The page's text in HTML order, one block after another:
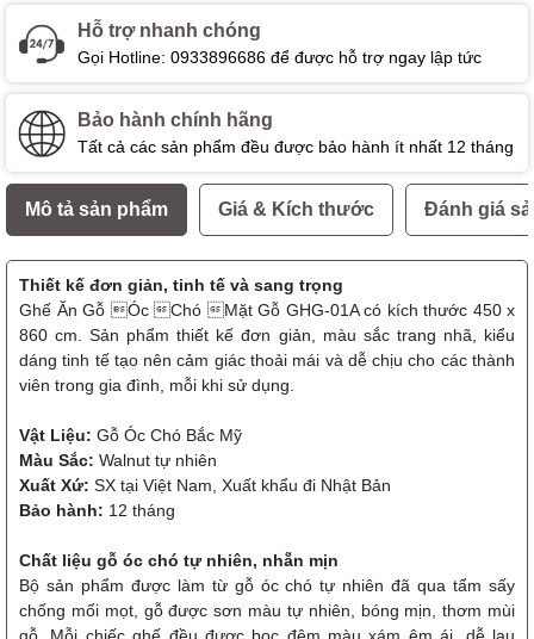
Hỗ trợ nhanh chóng
Gọi Hotline: 0933896686 để được hỗ trợ ngay lập tức
Bảo hành chính hãng
Tất cả các sản phẩm đều được bảo hành ít nhất 12 tháng
Mô tả sản phẩm Giá & Kích thước Đánh giá
Thiết kế đơn giản, tinh tế và sang trọng
Ghế Ăn Gỗ Óc Chó Mặt Gỗ GHG-01A có kích thước 450 x
860 cm. Sản phẩm thiết kế đơn giản, màu sắc trang nhã, kiểu
dáng tinh tế tạo nên cảm giác thoải mái và dễ chịu cho các thành
viên trong gia đình, mỗi khi sử dụng.
Vật Liệu: Gỗ Óc Chó Bắc Mỹ
Màu Sắc: Walnut tự nhiên
Xuất Xứ: SX tại Việt Nam, Xuất khẩu đi Nhật Bản
Bảo hành: 12 tháng
Chất liệu gỗ óc chó tự nhiên, nhẵn mịn
Bộ sản phẩm được làm từ gỗ óc chó tự nhiên đã qua tẩm sấy
chống mối mọt, gỗ được sơn màu tự nhiên, bóng mịn, thơm mùi